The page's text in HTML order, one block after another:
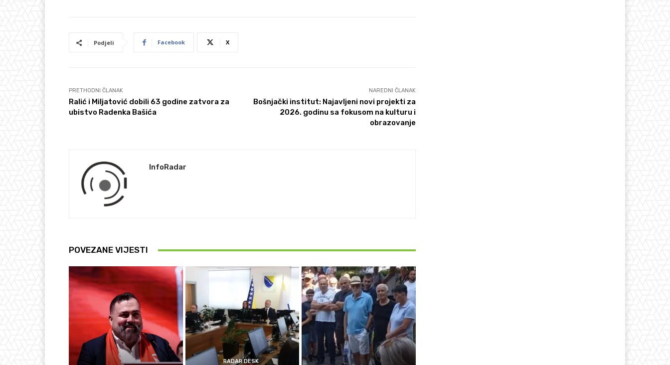
Podjeli Facebook X
PRETHODNI ČLANAK
Ralić i Miljatović dobili 63 godine zatvora za
ubistvo Radenka Bašića
NAREDNI ČLANAK
Bošnjački institut: Najavljeni novi projekti za
2026. godinu sa fokusom na kulturu i
obrazovanje
InfoRadar
POVEZANE VIJESTI
RADAR DESK